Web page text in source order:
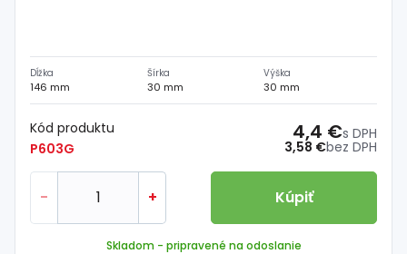
Dĺžka
146 mm
Šírka
30 mm
Výška
30 mm
Kód produktu
P603G
3,58 €bez DPH
4,4 €s DPH
- + Kúpiť
Skladom - pripravené na odoslanie